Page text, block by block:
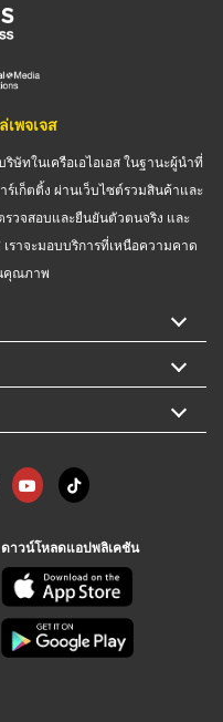
พจเจส
ษัทในเครือเอไอเอส ในฐานะผู้นำที่
เก็ตติ้ง ผ่านเว็บไซต์รวมสินค้าและ
รวจสอบและยืนยันตัวตนจริง และ
ราจะมอบบริการที่เหนือความคาด
คุณภาพ
ดาวน์โหลดแอปพลิเคชัน